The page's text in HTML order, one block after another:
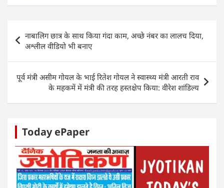
at
s
A
p
p
c
e
b
o
o
k
itt
er
k
e
dI
n
ss
e
n
g
er
ar
e
navigation
नाबालिग छात्र के साथ किया गंदा काम, अच्छे नंबर का लालच दिया,
अश्लील वीडियो भी बनाए
पूर्व मंत्री असीम गोयल के भाई रितेश गोयल ने स्वास्थ्य मंत्री आरती राव
के महकमें में मंत्री की तरह हस्तक्षेप किया: वीरेश शांडिल्य
Today ePaper